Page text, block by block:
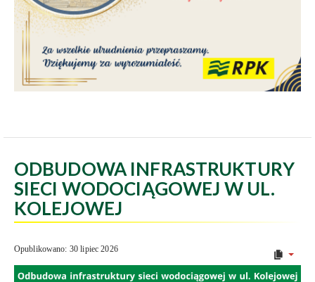
ODBUDOWA INFRASTRUKTURY
SIECI WODOCIĄGOWEJ W UL.
KOLEJOWEJ
Opublikowano: 30 lipiec 2026